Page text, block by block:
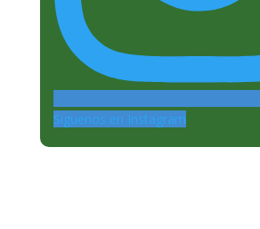
Siguenos en Instagram